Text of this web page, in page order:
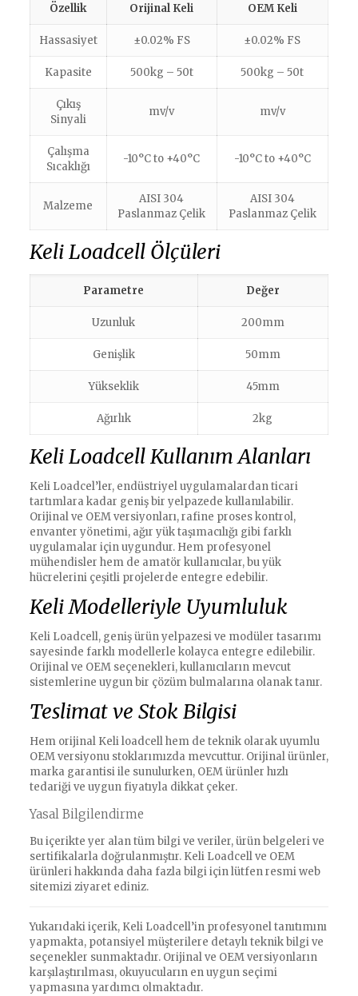
Özellik Orijinal Keli OEM Keli
Hassasiyet ±0.02% FS ±0.02% FS
Kapasite 500kg – 50t 500kg – 50t
Çıkış
Sinyali
mv/v mv/v
Çalışma
Sıcaklığı
-10°C to +40°C -10°C to +40°C
Malzeme
AISI 304
Paslanmaz Çelik
AISI 304
Paslanmaz Çelik
Keli Loadcell Ölçüleri
Parametre Değer
Uzunluk 200mm
Genişlik 50mm
Yükseklik 45mm
Ağırlık 2kg
Keli Loadcell Kullanım Alanları
Keli Loadcel’ler, endüstriyel uygulamalardan ticari
tartımlara kadar geniş bir yelpazede kullanılabilir.
Orijinal ve OEM versiyonları, rafine proses kontrol,
envanter yönetimi, ağır yük taşımacılığı gibi farklı
uygulamalar için uygundur. Hem profesyonel
mühendisler hem de amatör kullanıcılar, bu yük
hücrelerini çeşitli projelerde entegre edebilir.
Keli Modelleriyle Uyumluluk
Keli Loadcell, geniş ürün yelpazesi ve modüler tasarımı
sayesinde farklı modellerle kolayca entegre edilebilir.
Orijinal ve OEM seçenekleri, kullanıcıların mevcut
sistemlerine uygun bir çözüm bulmalarına olanak tanır.
Teslimat ve Stok Bilgisi
Hem orijinal Keli loadcell hem de teknik olarak uyumlu
OEM versiyonu stoklarımızda mevcuttur. Orijinal ürünler,
marka garantisi ile sunulurken, OEM ürünler hızlı
tedariği ve uygun fiyatıyla dikkat çeker.
Yasal Bilgilendirme
Bu içerikte yer alan tüm bilgi ve veriler, ürün belgeleri ve
sertifikalarla doğrulanmıştır. Keli Loadcell ve OEM
ürünleri hakkında daha fazla bilgi için lütfen resmi web
sitemizi ziyaret ediniz.
Yukarıdaki içerik, Keli Loadcell’in profesyonel tanıtımını
yapmakta, potansiyel müşterilere detaylı teknik bilgi ve
seçenekler sunmaktadır. Orijinal ve OEM versiyonların
karşılaştırılması, okuyucuların en uygun seçimi
yapmasına yardımcı olmaktadır.